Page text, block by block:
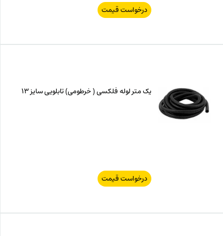
درخواست قیمت
یک متر لوله فلکسی ( خرطومی) تابلویی سایز 13
درخواست قیمت